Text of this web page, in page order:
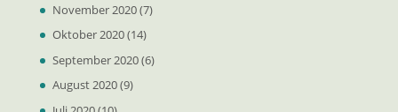
November 2020(7)
Oktober 2020(14)
September 2020(6)
August 2020(9)